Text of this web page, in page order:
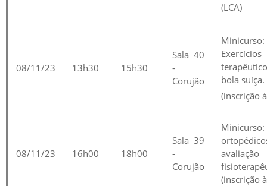
(LCA)
08/11/23 13h30 15h30
Sala 40
-
Corujão
Minicurso:
Exercícios
bola suíça.
(inscrição
08/11/23 16h00 18h00
Sala 39
-
Corujão
avaliação
(inscrição